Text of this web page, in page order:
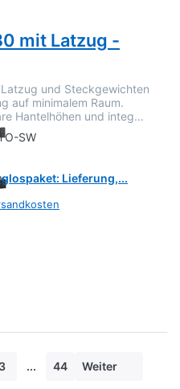
liegen noch keine
mit Latzug -
und Steckgewichten
auf minimalem Raum.
Hantelhöhen und integ…
SW
Lieferung,...
3 ... 44 Weiter